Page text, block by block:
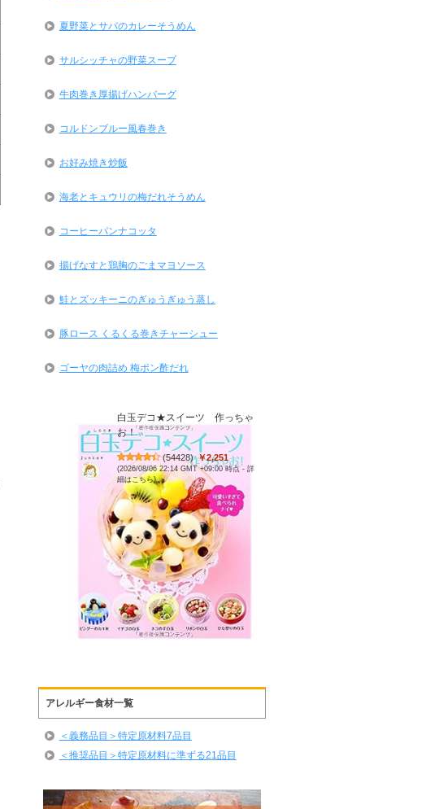
夏野菜とサバのカレーそうめん
サルシッチャの野菜スープ
牛肉巻き厚揚げハンバーグ
コルドンブルー風春巻き
お好み焼き炒飯
海老とキュウリの梅だれそうめん
コーヒーパンナコッタ
揚げなすと鶏胸のごまマヨソース
鮭とズッキーニのぎゅうぎゅう蒸し
豚ロース くるくる巻きチャーシュー
ゴーヤの肉詰め 梅ポン酢だれ
白玉デコ★スイーツ 作っちゃ
お！
(54428) ￥2,251
(2026/08/06 22:14 GMT +09:00 時点 -詳
細はこちら)
アレルギー食材一覧
＜義務品目＞特定原材料7品目
＜推奨品目＞特定原材料に準ずる21品目